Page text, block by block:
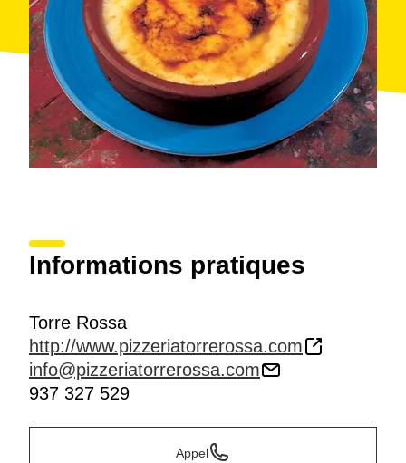
Informations pratiques
Torre Rossa
http://www.pizzeriatorrerossa.com
info@pizzeriatorrerossa.com
937 327 529
Appel